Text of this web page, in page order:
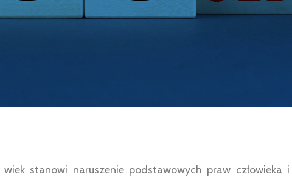
stanowi naruszenie podstawowych praw człowieka